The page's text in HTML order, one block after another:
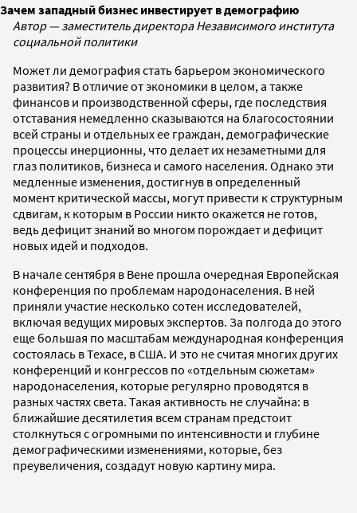
Зачем западный бизнес инвестирует в демографию
Автор — заместитель директора Независимого института
социальной политики
Может ли демография стать барьером экономического
развития? В отличие от экономики в целом, а также
финансов и производственной сферы, где последствия
отставания немедленно сказываются на благосостоянии
всей страны и отдельных ее граждан, демографические
процессы инерционны, что делает их незаметными для
глаз политиков, бизнеса и самого населения. Однако эти
медленные изменения, достигнув в определенный
момент критической массы, могут привести к структурным
сдвигам, к которым в России никто окажется не готов,
ведь дефицит знаний во многом порождает и дефицит
новых идей и подходов.
В начале сентября в Вене прошла очередная Европейская
конференция по проблемам народонаселения. В ней
приняли участие несколько сотен исследователей,
включая ведущих мировых экспертов. За полгода до этого
еще большая по масштабам международная конференция
состоялась в Техасе, в США. И это не считая многих других
конференций и конгрессов по «отдельным сюжетам»
народонаселения, которые регулярно проводятся в
разных частях света. Такая активность не случайна: в
ближайшие десятилетия всем странам предстоит
столкнуться с огромными по интенсивности и глубине
демографическими изменениями, которые, без
преувеличения, создадут новую картину мира.